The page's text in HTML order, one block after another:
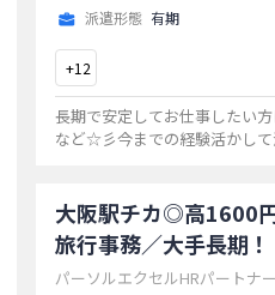
派遣形態 有期
+12
長期で安定してお仕事したい
など☆彡今までの経験活かし
大阪駅チカ◎高1600
旅行事務／大手長期！
パーソルエクセルHRパートナ